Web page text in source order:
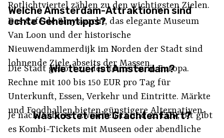
Rotlichtviertel zählen zu den wichtigsten Zielen.
Welche Amsterdam-Attraktionen sind
echte Geheimtipps?
Das Café de Sluyswacht, das elegante Museum
Van Loon und der historische
Nieuwendammerdijk im Norden der Stadt sind
lohnende Ziele abseits der Massen.
Wie teuer ist Amsterdam?
Die Stadt gehört zu den teureren in Europa.
Rechne mit 100 bis 150 EUR pro Tag für
Unterkunft, Essen, Verkehr und Eintritte. Märkte
und Foodhallen bieten günstigere Alternativen.
Was kostet eine Grachtenfahrt?
Je nach Anbieter zwischen 12 und 25 EUR, oft gibt
es Kombi-Tickets mit Museen oder abendliche